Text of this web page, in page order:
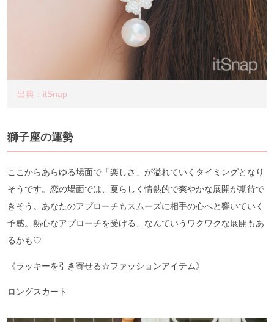
出典：itSnap
獅子座の運勢
ここからあらゆる場面で「楽しさ」が溢れていくタイミングとなり
そうです。恋の場面では、夏らしく情熱的で爽やかな展開が期待で
きそう。あなたのアプローチもスムーズに相手の心へと響いていく
予感。熱心なアプローチを受ける、なんていうワクワクな展開もあ
るかも♡
《ラッキーを引き寄せる☆ファッションアイテム》
ロングスカート